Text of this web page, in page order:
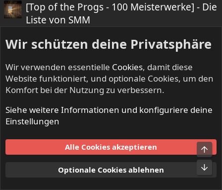
[Top of the Progs - 100 Meisterwerke] - Die
Liste von SMM
Antworten 481 Mittwoch um 23:07
[Top of the Progs - 50 Meisterwerke] -
progges Liste
progge
METROPOLIS - Progressive Rock & Metal
Teilen: LinkedIn
METROPOLIS - Progressive Rock & Metal
Wir schützen deine Privatsphäre
Wir verwenden essentielle Cookies, damit diese
Website funktioniert, und optionale Cookies, um den
Komfort bei der Nutzung zu verbessern.
Siehe weitere Informationen und konfiguriere deine
Einstellungen
Alle Cookies akzeptieren
Optionale Cookies ablehnen